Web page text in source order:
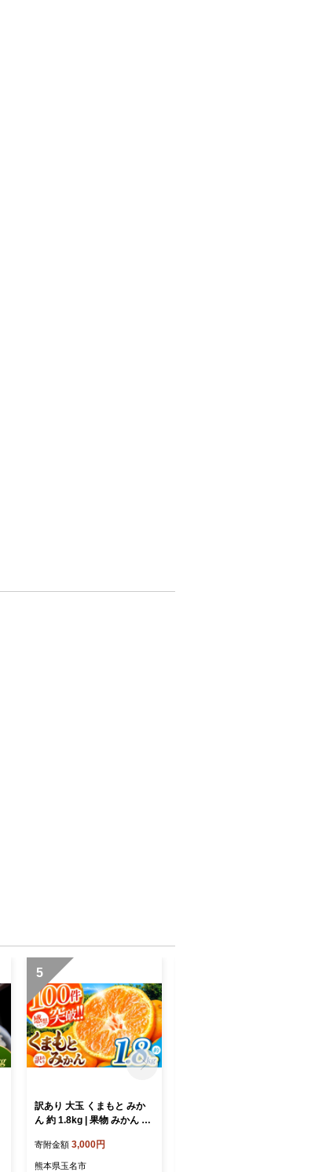
5
訳あり 大玉 くまもと みか
ん 約 1.8kg | 果物 みかん く
かん 柑橘 みかん 柑橘類 み
かん ミカン 家庭用 みかん
寄附金額 3,000円
熊本県玉名市